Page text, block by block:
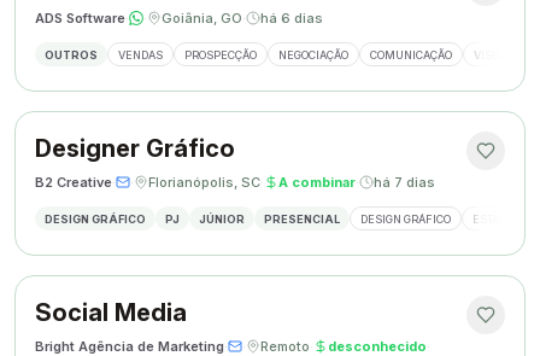
ADS Software· · Goiânia, GO· há 6 dias
OUTROS VENDAS PROSPECÇÃO NEGOCIAÇÃO COMUNICAÇÃO VISITAS
Designer Gráfico
B2 Creative· · Florianópolis, SC· A combinar· há 7 dias
DESIGN GRÁFICO PJ JÚNIOR PRESENCIAL DESIGN GRÁFICO ESTÁGIO
Social Media
Bright Agência de Marketing· · Remoto· desconhecido·